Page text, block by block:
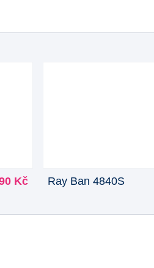
Kč Ray Ban 4840S